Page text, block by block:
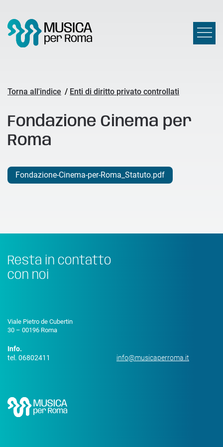
Torna all'indice / Enti di diritto privato controllati
Fondazione Cinema per
Roma
Fondazione-Cinema-per-Roma_Statuto.pdf
Resta in contatto
con noi
Viale Pietro de Cubertin
30 – 00196 Roma
Info.
tel. 06802411
info@musicaperroma.it